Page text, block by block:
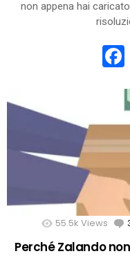
non appena hai
55.5k Views
Perché Zalando